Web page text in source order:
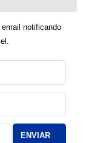
notificando
ENVIAR